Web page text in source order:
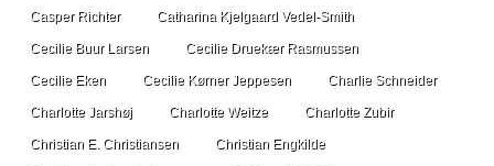
Casper Richter Catharina Kjelgaard Vedel-Smith
Cecilie Buur Larsen Cecilie Druekær Rasmussen
Cecilie Eken Cecilie Kørner Jeppesen Charlie Schneider
Charlotte Jarshøj Charlotte Weitze Charlotte Zubir
Christian E. Christiansen Christian Engkilde